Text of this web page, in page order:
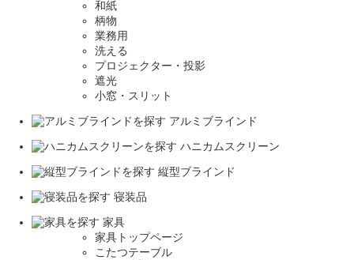
和紙
柄物
業務用
洗える
プロジェクター・投影
遮光
小窓・スリット
アルミブラインド
ハニカムスクリーン
縦型ブラインド
寝装品
家具
家具トップページ
こたつテーブル